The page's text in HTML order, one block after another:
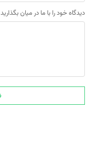
دیدگاه خود را با ما در میان بگذارید